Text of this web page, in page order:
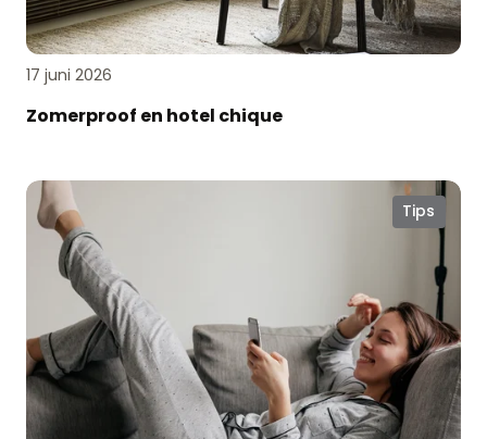
17 juni 2026
Zomerproof en hotel chique
Tips
Comfortabel
wonen
met
elektrische
raamdecoratie